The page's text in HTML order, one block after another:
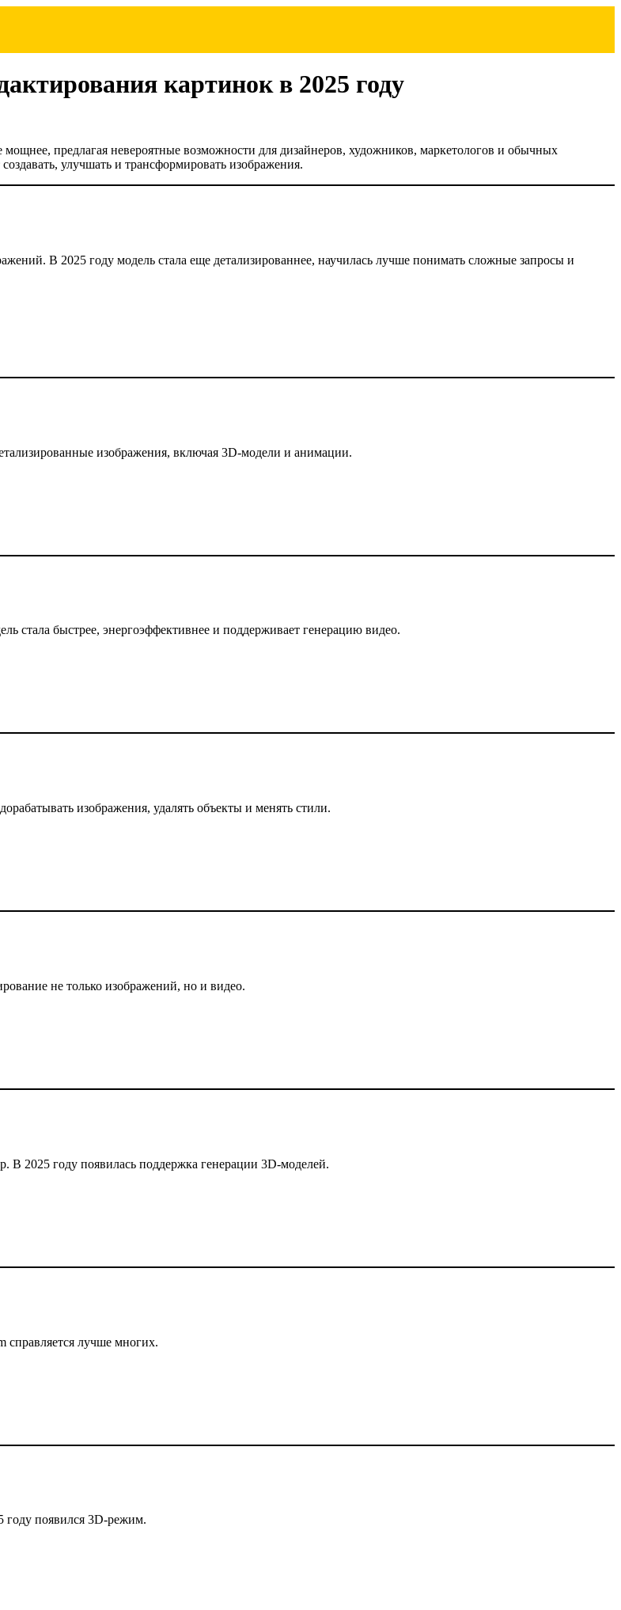
картинок в 2025 году
предлагая невероятные возможности для дизайнеров, художников, маркетологов и обычных
улучшать и трансформировать изображения.
В 2025 году модель стала еще детализированнее, научилась лучше понимать сложные запросы и
изображения, включая 3D-модели и анимации.
стала быстрее, энергоэффективнее и поддерживает генерацию видео.
изображения, удалять объекты и менять стили.
не только изображений, но и видео.
В 2025 году появилась поддержка генерации 3D-моделей.
справляется лучше многих.
году появился 3D-режим.